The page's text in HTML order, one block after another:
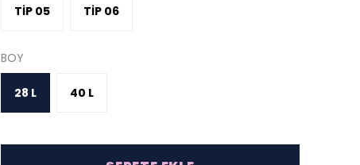
TİP 05 TİP 06
BOY
28 L 40 L